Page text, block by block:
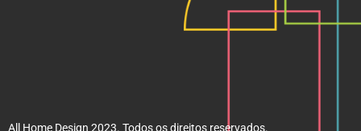
All Home Design 2023. Todos os direitos reservados.